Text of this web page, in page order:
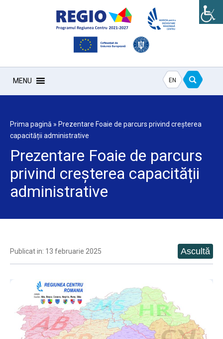
MENU EN
Prima pagină » Prezentare Foaie de parcurs privind creșterea
capacității administrative
Prezentare Foaie de parcurs
privind creșterea capacității
administrative
Publicat in: 13 februarie 2025